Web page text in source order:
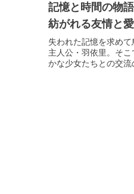
記憶と時間の物
紡がれる友情と
は？
失われた記憶を求めて
主人公・羽依里。そ
かな少女たちとの交流